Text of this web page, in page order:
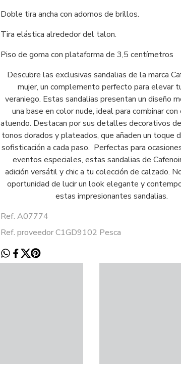
Doble tira ancha con adornos de brillos.
Tira elástica alrededor del talon.
Piso de goma con plataforma de 3,5 centímetros
Descubre las exclusivas sandalias de la marca
mujer, un complemento perfecto para elevar
veraniego. Estas sandalias presentan un diseño
una base en color nude, ideal para combinar con
atuendo. Destacan por sus detalles decorativos
tonos dorados y plateados, que añaden un toque
sofisticación a cada paso. Perfectas para
eventos especiales, estas sandalias de
adición versátil y chic a tu colección de calzado.
oportunidad de lucir un look elegante y
estas impresionantes sandalias.
Ref. A07774
Ref. proveedor C1GD9102 Pesca